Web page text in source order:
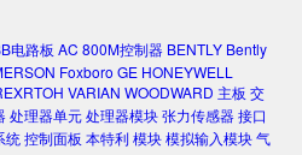
电路板 AC 800M控制器 BENTLY Bently
Foxboro GE HONEYWELL
VARIAN WOODWARD 主板 交
处理器单元处理器模块张力传感器接口
统控制面板 本特利模块模拟输入模块气